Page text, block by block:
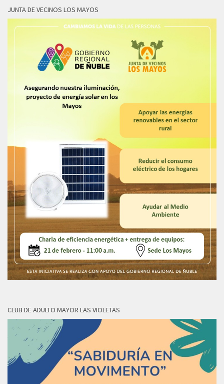
JUNTA DE VECINOS LOS MAYOS
CLUB DE ADULTO MAYOR LAS VIOLETAS